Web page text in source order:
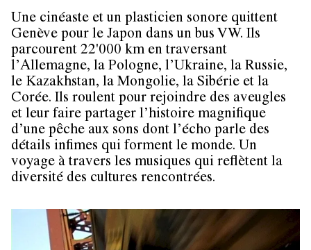
Une cinéaste et un plasticien sonore quittent
Genève pour le Japon dans un bus VW. Ils
parcourent 22'000 km en traversant
l’Allemagne, la Pologne, l’Ukraine, la Russie,
le Kazakhstan, la Mongolie, la Sibérie et la
Corée. Ils roulent pour rejoindre des aveugles
et leur faire partager l’histoire magnifique
d’une pêche aux sons dont l’écho parle des
détails infimes qui forment le monde. Un
voyage à travers les musiques qui reflètent la
diversité des cultures rencontrées.